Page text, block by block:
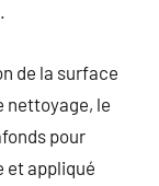
de la surface
nettoyage, le
pour
et appliqué